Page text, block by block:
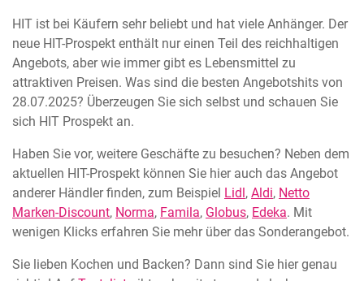
HIT ist bei Käufern sehr beliebt und hat viele Anhänger. Der
neue HIT-Prospekt enthält nur einen Teil des reichhaltigen
Angebots, aber wie immer gibt es Lebensmittel zu
attraktiven Preisen. Was sind die besten Angebotshits von
28.07.2025? Überzeugen Sie sich selbst und schauen Sie
sich HIT Prospekt an.
Haben Sie vor, weitere Geschäfte zu besuchen? Neben dem
aktuellen HIT-Prospekt können Sie hier auch das Angebot
anderer Händler finden, zum Beispiel Lidl, Aldi, Netto
Marken-Discount, Norma, Famila, Globus, Edeka. Mit
wenigen Klicks erfahren Sie mehr über das Sonderangebot.
Sie lieben Kochen und Backen? Dann sind Sie hier genau